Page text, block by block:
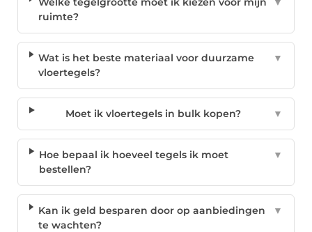
ruimte?
Wat is het beste materiaal voor duurzame
vloertegels?
▼
Moet ik vloertegels in bulk kopen? ▼
Hoe bepaal ik hoeveel tegels ik moet
bestellen?
▼
Kan ik geld besparen door op aanbiedingen
te wachten?
▼